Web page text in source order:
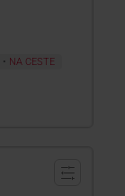
NA CESTE